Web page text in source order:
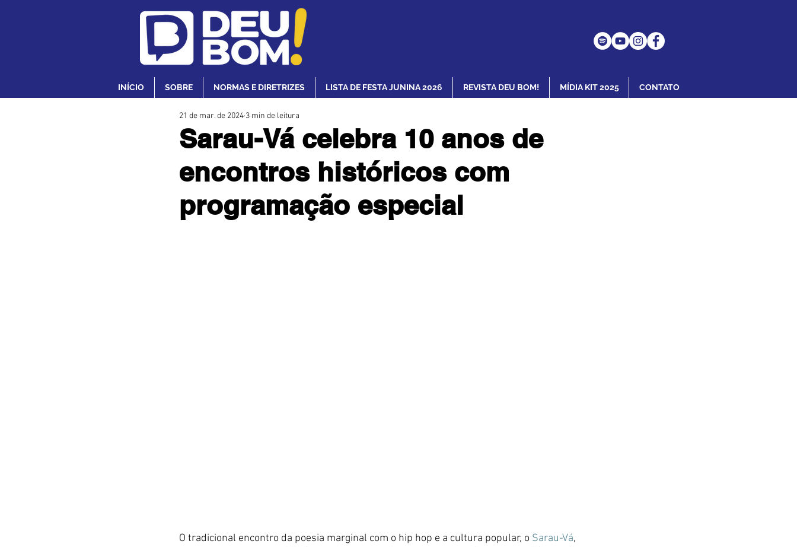
INÍCIO SOBRE NORMAS E DIRETRIZES LISTA DE FESTA JUNINA 2026 REVISTA DEU BOM! MÍDIA KIT 2025 CONTATO
Sarau-Vá celebra 10 anos de
encontros históricos com
programação especial
21 de mar. de 2024 3 min de leitura
O tradicional encontro da poesia marginal com o hip hop e a cultura popular, o Sarau-Vá,